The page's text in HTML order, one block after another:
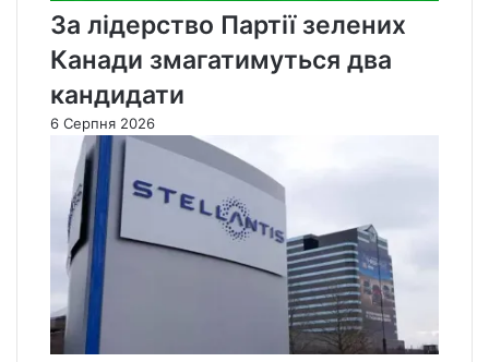
За лідерство Партії зелених
Канади змагатимуться два
кандидати
6 Серпня 2026